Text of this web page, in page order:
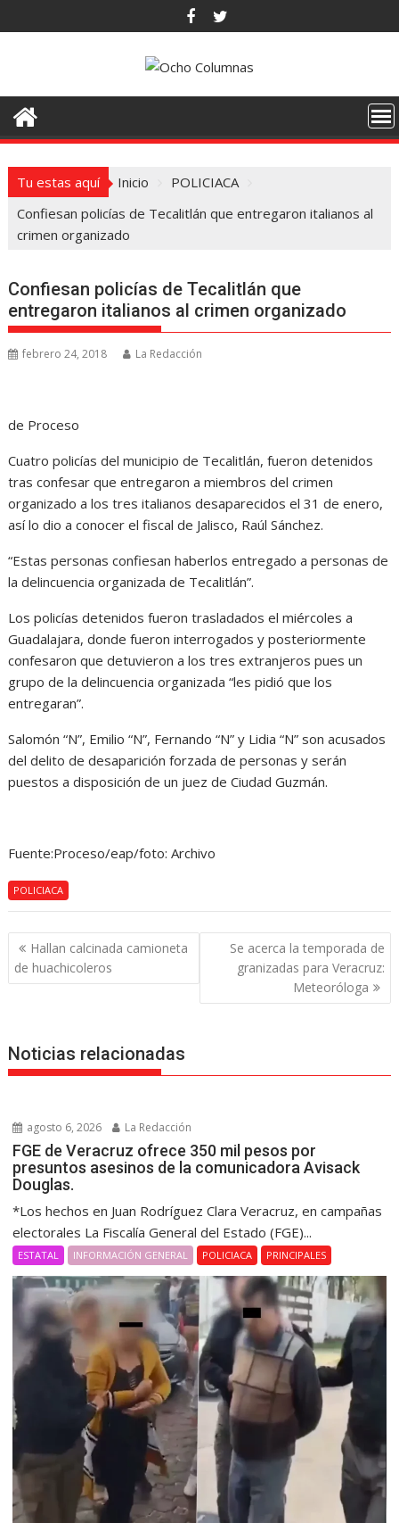
al
Tu estas aquí Inicio
POLICIACA
Confiesan policías de Tecalitlán que entregaron italianos al
crimen organizado
Confiesan policías de Tecalitlán que
entregaron italianos al crimen organizado
febrero 24, 2018 La Redacción
de Proceso
Cuatro policías del municipio de Tecalitlán, fueron detenidos
tras confesar que entregaron a miembros del crimen
organizado a los tres italianos desaparecidos el 31 de enero,
así lo dio a conocer el fiscal de Jalisco, Raúl Sánchez.
“Estas personas confiesan haberlos entregado a personas de
la delincuencia organizada de Tecalitlán”.
Los policías detenidos fueron trasladados el miércoles a
Guadalajara, donde fueron interrogados y posteriormente
confesaron que detuvieron a los tres extranjeros pues un
grupo de la delincuencia organizada “les pidió que los
entregaran”.
Salomón “N”, Emilio “N”, Fernando “N” y Lidia “N” son acusados
del delito de desaparición forzada de personas y serán
puestos a disposición de un juez de Ciudad Guzmán.
Fuente:Proceso/eap/foto: Archivo
POLICIACA
Navegación
de
entradas
Hallan calcinada camioneta
de huachicoleros
Se acerca la temporada de
granizadas para Veracruz:
Meteoróloga
Noticias relacionadas
agosto 6, 2026 La Redacción
FGE de Veracruz ofrece 350 mil pesos por
presuntos asesinos de la comunicadora Avisack
Douglas.
*Los hechos en Juan Rodríguez Clara Veracruz, en campañas
electorales La Fiscalía General del Estado (FGE)...
ESTATAL INFORMACIÓN GENERAL POLICIACA PRINCIPALES